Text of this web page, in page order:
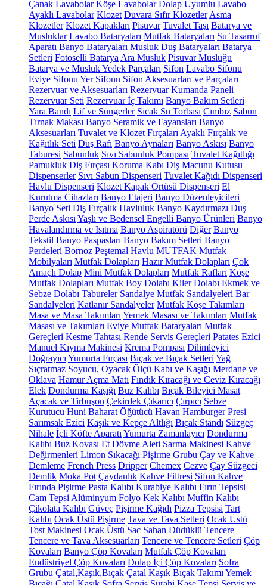
Çanak Lavabolar Köşe Lavabolar Dolap Uyumlu Lavabo
Ayaklı Lavabolar Klozet Duvara Sıfır Klozetler Asma
Klozetler Klozet Kapakları Pisuvar Tuvalet Taşı Batarya ve
Musluklar Lavabo Bataryaları Mutfak Bataryaları Su Tasarruf
Aparatı Banyo Bataryaları Musluk Duş Bataryaları Batarya
Setleri Fotoselli Batarya Ara Musluk Pisuvar Musluğu
Batarya ve Musluk Yedek Parçaları Sifon Lavabo Sifonu
Eviye Sifonu Yer Sifonu Sifon Aksesuarları ve Parçaları
Rezervuar ve Aksesuarları Rezervuar Kumanda Paneli
Rezervuar Seti Rezervuar İç Takımı Banyo Bakım Setleri
Yara Bandı Lif ve Süngerler Sıcak Su Torbası Cımbız Sabun
Tırnak Makası Banyo Seramik ve Fayansları Banyo
Aksesuarları Tuvalet ve Klozet Fırçaları Ayaklı Fırçalık ve
Kağıtlık Seti Duş Rafı Banyo Aynaları Banyo Askısı Banyo
Taburesi Sabunluk Sıvı Sabunluk Pompası Tuvalet Kağıtlığı
Pamukluk Diş Fırçası Koruma Kabı Diş Macunu Kutusu
Dispenserler Sıvı Sabun Dispenseri Tuvalet Kağıdı Dispenseri
Havlu Dispenseri Klozet Kapak Örtüsü Dispenseri El
Kurutma Cihazları Banyo Etajeri Banyo Düzenleyicileri
Banyo Seti Diş Fırçalık Havluluk Banyo Kaydırmazı Duş
Perde Askısı Yaşlı ve Bedensel Engelli Banyo Ürünleri Banyo
Havalandırma ve Isıtma Banyo Aspiratörü Diğer Banyo
Tekstil Banyo Paspasları Banyo Bakım Setleri Banyo
Perdeleri Bornoz Peştemal Havlu MUTFAK Mutfak
Mobilyaları Mutfak Dolapları Hazır Mutfak Dolapları Çok
Amaçlı Dolap Mini Mutfak Dolapları Mutfak Rafları Köşe
Mutfak Dolapları Mutfak Boy Dolabı Kiler Dolabı Ekmek ve
Sebze Dolabı Tabureler Sandalye Mutfak Sandalyeleri Bar
Sandalyeleri Katlanır Sandalyeler Mutfak Köşe Takımları
Masa ve Masa Takımları Yemek Masası ve Takımları Mutfak
Masası ve Takımları Eviye Mutfak Bataryaları Mutfak
Gereçleri Kesme Tahtası Rende Servis Gereçleri Patates Ezici
Manuel Kıyma Makinesi Krema Pompası Dilimleyici
Doğrayıcı Yumurta Fırçası Bıçak ve Bıçak Setleri Yağ
Sıçratmaz Soyucu, Oyacak Ölçü Kabı ve Kaşığı Merdane ve
Oklava Hamur Açma Matı Fındık Kıracağı ve Ceviz Kıracağı
Elek Dondurma Kaşığı Buz Kalıbı Bıçak Bileyici Masat
Açacak ve Tirbuşon Çekirdek Çıkarıcı Çırpıcı Sebze
Kurutucu Huni Baharat Öğütücü Havan Hamburger Presi
Sarımsak Ezici Kaşık ve Kepçe Altlığı Bıçak Standı Süzgeç
Nihale İçli Köfte Aparatı Yumurta Zamanlayıcı Dondurma
Kalıbı Buz Kovası Et Dövme Aleti Sarma Makinesi Kahve
Değirmenleri Limon Sıkacağı Pişirme Grubu Çay ve Kahve
Demleme French Press Dripper Chemex Cezve Çay Süzgeci
Demlik Moka Pot Çaydanlık Kahve Filtresi Sifon Kahve
Fırında Pişirme Pasta Kalıbı Kurabiye Kalıbı Fırın Tepsisi
Cam Tepsi Alüminyum Folyo Kek Kalıbı Muffin Kalıbı
Çikolata Kalıbı Güveç Pişirme Kağıdı Pizza Tepsisi Tart
Kalıbı Ocak Üstü Pişirme Tava ve Tava Setleri Ocak Üstü
Tost Makinesi Ocak Üstü Sac Sahan Düdüklü Tencere
Tencere ve Tava Aksesuarları Tencere ve Tencere Setleri Çöp
Kovaları Banyo Çöp Kovaları Mutfak Çöp Kovaları
Endüstriyel Çöp Kovaları Dolap İçi Çöp Kovaları Sofra
Grubu Çatal,Kaşık,Bıçak Çatal Kaşık Bıçak Takımı Yemek